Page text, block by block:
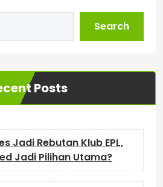
Search
Posts
Jadi Rebutan Klub EPL,
Jadi Pilihan Utama?